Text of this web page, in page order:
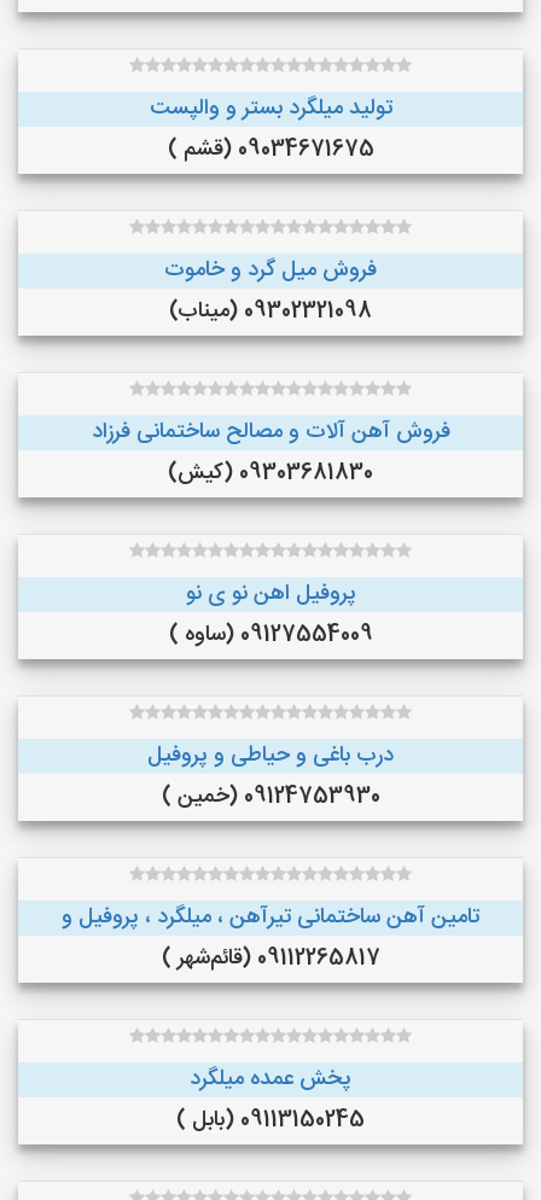
تولید میلگرد بستر و والپست
09034671675 (قشم )
فروش میل گرد و خاموت
09302321098 (میناب)
فروش آهن آلات و مصالح ساختمانی فرزاد
09303681830 (کیش)
پروفیل اهن نو ی نو
09127554009 (ساوه )
درب باغی و حیاطی و پروفیل
09124753930 (خمین )
تامین آهن ساختمانی تیرآهن ، میلگرد ، پروفیل و
09112265817 (قائم‌شهر )
پخش عمده میلگرد
09113150245 (بابل )